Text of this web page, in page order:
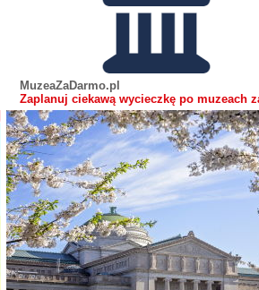
MuzeaZaDarmo.pl
Zaplanuj ciekawą wycieczkę po muzeach